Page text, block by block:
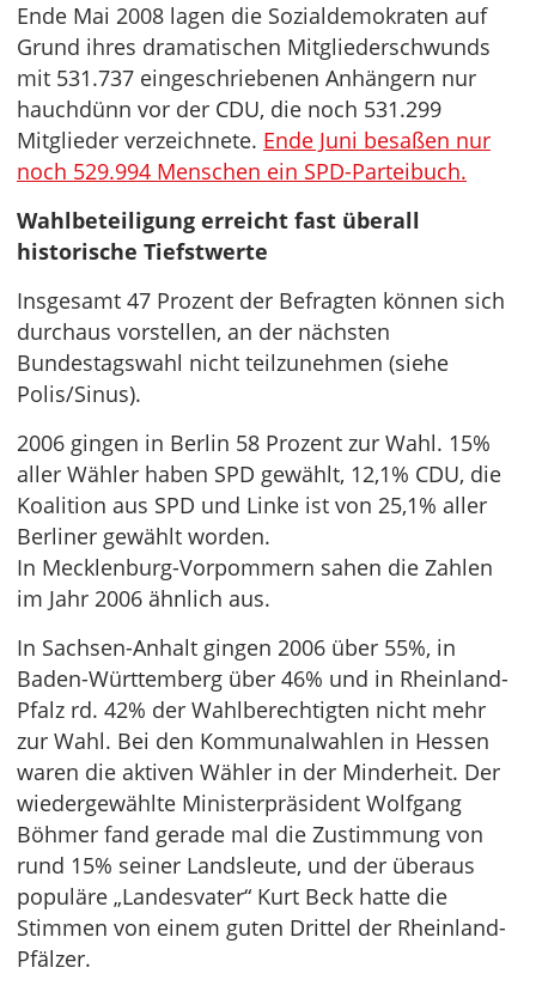
Ende Mai 2008 lagen die Sozialdemokraten auf
Grund ihres dramatischen Mitgliederschwunds
mit 531.737 eingeschriebenen Anhängern nur
hauchdünn vor der CDU, die noch 531.299
Mitglieder verzeichnete. Ende Juni besaßen nur
noch 529.994 Menschen ein SPD-Parteibuch.
Wahlbeteiligung erreicht fast überall
historische Tiefstwerte
Insgesamt 47 Prozent der Befragten können sich
durchaus vorstellen, an der nächsten
Bundestagswahl nicht teilzunehmen (siehe
Polis/Sinus).
2006 gingen in Berlin 58 Prozent zur Wahl. 15%
aller Wähler haben SPD gewählt, 12,1% CDU, die
Koalition aus SPD und Linke ist von 25,1% aller
Berliner gewählt worden.
In Mecklenburg-Vorpommern sahen die Zahlen
im Jahr 2006 ähnlich aus.
In Sachsen-Anhalt gingen 2006 über 55%, in
Baden-Württemberg über 46% und in Rheinland-
Pfalz rd. 42% der Wahlberechtigten nicht mehr
zur Wahl. Bei den Kommunalwahlen in Hessen
waren die aktiven Wähler in der Minderheit. Der
wiedergewählte Ministerpräsident Wolfgang
Böhmer fand gerade mal die Zustimmung von
rund 15% seiner Landsleute, und der überaus
populäre „Landesvater“ Kurt Beck hatte die
Stimmen von einem guten Drittel der Rheinland-
Pfälzer.